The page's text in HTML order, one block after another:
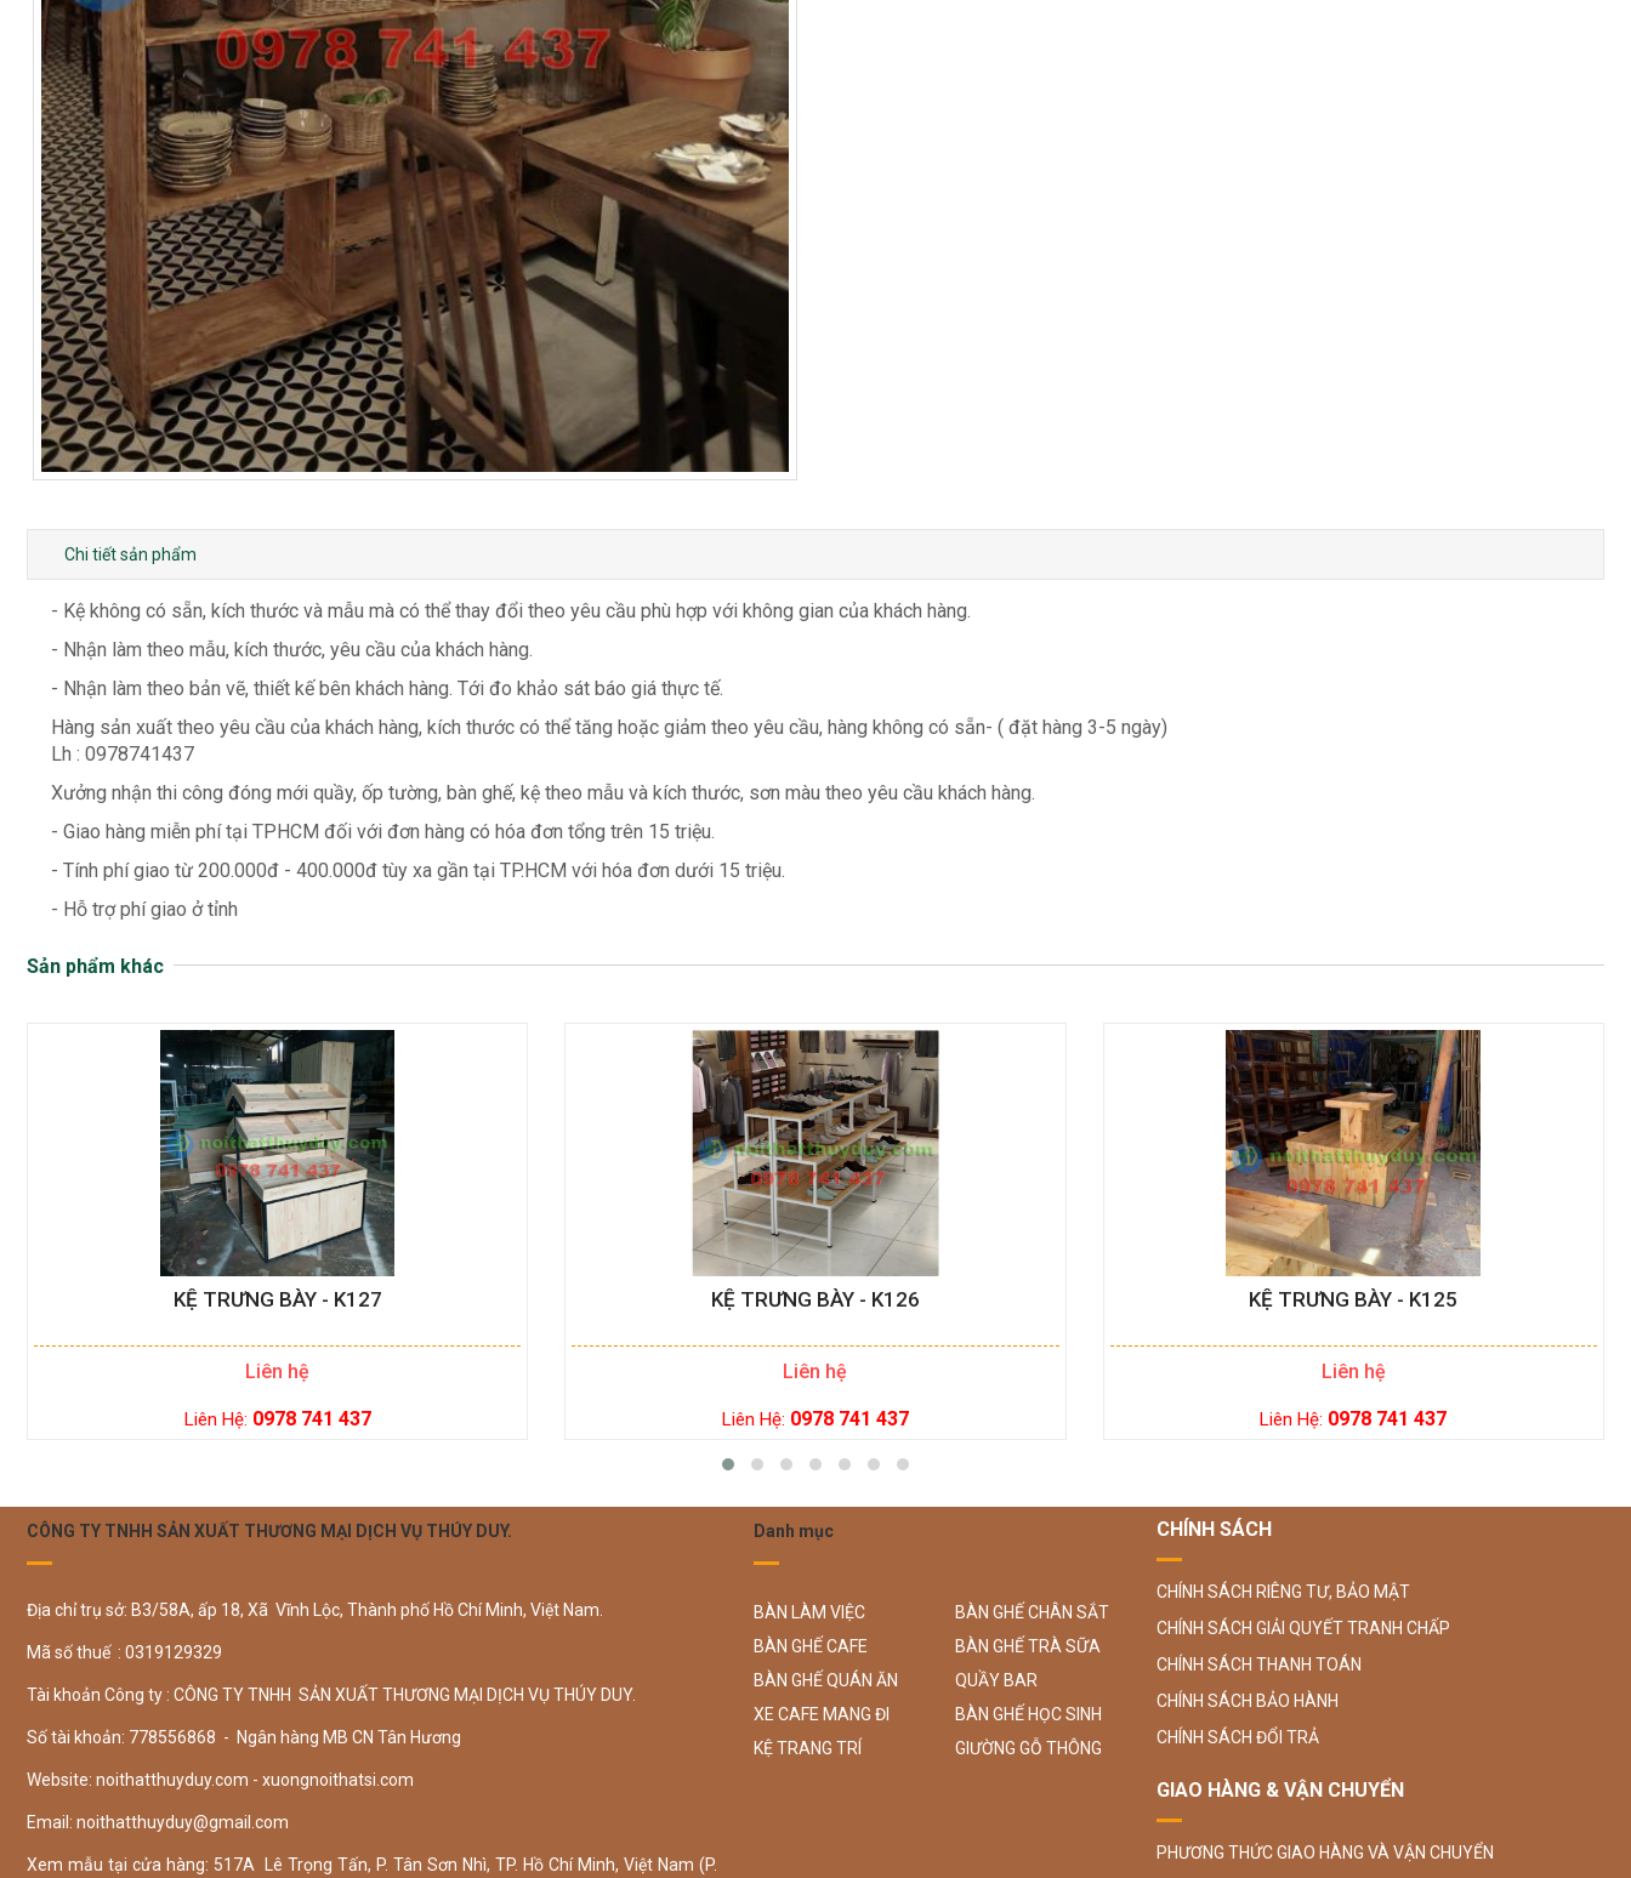
Chi tiết sản phẩm
- Kệ không có sẵn, kích thước và mẫu mà có thể thay đổi theo yêu cầu phù hợp với không gian của khách hàng.
- Nhận làm theo mẫu, kích thước, yêu cầu của khách hàng.
- Nhận làm theo bản vẽ, thiết kế bên khách hàng. Tới đo khảo sát báo giá thực tế.
Hàng sản xuất theo yêu cầu của khách hàng, kích thước có thể tăng hoặc giảm theo yêu cầu, hàng không có sẵn- ( đặt hàng 3-5 ngày)
Lh : 0978741437
Xưởng nhận thi công đóng mới quầy, ốp tường, bàn ghế, kệ theo mẫu và kích thước, sơn màu theo yêu cầu khách hàng.
- Giao hàng miễn phí tại TPHCM đối với đơn hàng có hóa đơn tổng trên 15 triệu.
- Tính phí giao từ 200.000đ - 400.000đ tùy xa gần tại TP.HCM với hóa đơn dưới 15 triệu.
- Hỗ trợ phí giao ở tỉnh
Sản phẩm khác
KỆ TRƯNG BÀY - K127
Liên hệ
Liên Hệ: 0978 741 437
KỆ TRƯNG BÀY - K126
Liên hệ
Liên Hệ: 0978 741 437
KỆ TRƯNG BÀY - K125
Liên hệ
Liên Hệ: 0978 741 437
CÔNG TY TNHH SẢN XUẤT THƯƠNG MẠI DỊCH VỤ THÚY DUY.
Địa chỉ trụ sở: B3/58A, ấp 18, Xã Vĩnh Lộc, Thành phố Hồ Chí Minh, Việt Nam.
Mã số thuế : 0319129329
Tài khoản Công ty : CÔNG TY TNHH SẢN XUẤT THƯƠNG MẠI DỊCH VỤ THÚY DUY.
Số tài khoản: 778556868 - Ngân hàng MB CN Tân Hương
Website: noithatthuyduy.com - xuongnoithatsi.com
Email: noithatthuyduy@gmail.com
Xem mẫu tại cửa hàng: 517A Lê Trọng Tấn, P. Tân Sơn Nhì, TP. Hồ Chí Minh, Việt Nam (P.
Danh mục
BÀN LÀM VIỆC
BÀN GHẾ CHÂN SẮT
BÀN GHẾ CAFE
BÀN GHẾ TRÀ SỮA
BÀN GHẾ QUÁN ĂN
QUẦY BAR
XE CAFE MANG ĐI
BÀN GHẾ HỌC SINH
KỆ TRANG TRÍ
GIƯỜNG GỖ THÔNG
CHÍNH SÁCH
CHÍNH SÁCH RIÊNG TƯ, BẢO MẬT
CHÍNH SÁCH GIẢI QUYẾT TRANH CHẤP
CHÍNH SÁCH THANH TOÁN
CHÍNH SÁCH BẢO HÀNH
CHÍNH SÁCH ĐỔI TRẢ
GIAO HÀNG & VẬN CHUYỂN
PHƯƠNG THỨC GIAO HÀNG VÀ VẬN CHUYỂN